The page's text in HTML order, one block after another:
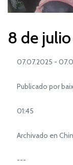
8 de
07.07.2025 -
Publicado por
01:45
Archivado en
---